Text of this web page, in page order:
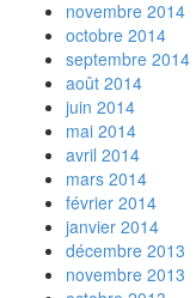
novembre 2014
octobre 2014
septembre 2014
août 2014
juin 2014
mai 2014
avril 2014
mars 2014
février 2014
janvier 2014
décembre 2013
novembre 2013